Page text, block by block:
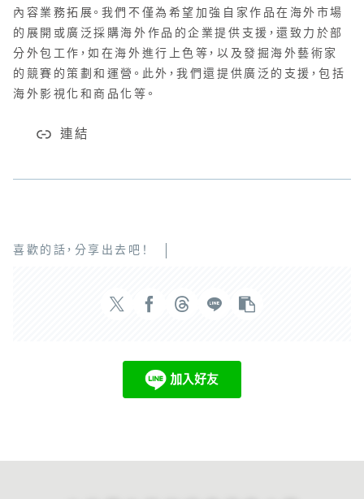
內容業務拓展。我們不僅為希望加強自家作品在海外市場
的展開或廣泛採購海外作品的企業提供支援，還致力於部
分外包工作，如在海外進行上色等，以及發掘海外藝術家
的競賽的策劃和運營。此外，我們還提供廣泛的支援，包括
海外影視化和商品化等。
連結
喜歡的話，分享出去吧！